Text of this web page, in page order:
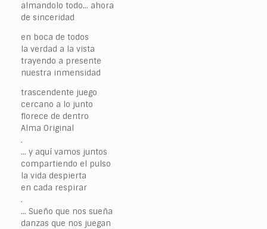
almandolo todo… ahora
de sinceridad
en boca de todos
la verdad a la vista
trayendo a presente
nuestra inmensidad
trascendente juego
cercano a lo junto
florece de dentro
Alma Original
.
… y aquí vamos juntos
compartiendo el pulso
la vida despierta
en cada respirar
.
… Sueño que nos sueña
danzas que nos juegan